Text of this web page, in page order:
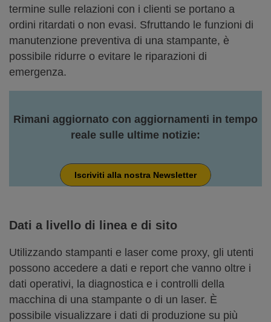
termine sulle relazioni con i clienti se portano a
ordini ritardati o non evasi. Sfruttando le funzioni di
manutenzione preventiva di una stampante, è
possibile ridurre o evitare le riparazioni di
emergenza.
Rimani aggiornato con aggiornamenti in tempo
reale sulle ultime notizie:
Iscriviti alla nostra Newsletter
Dati a livello di linea e di sito
Utilizzando stampanti e laser come proxy, gli utenti
possono accedere a dati e report che vanno oltre i
dati operativi, la diagnostica e i controlli della
macchina di una stampante o di un laser. È
possibile visualizzare i dati di produzione su più